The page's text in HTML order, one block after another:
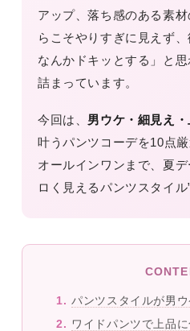
アップ、落ち感のある素
らこそやりすぎに見えず、
なんかドキッとする」と
詰まっています。
今回は、 男ウケ・細見え
叶うパンツコーデを10点
オールインワンまで、夏
ロく見えるパンツスタイ
パンツスタイルが男
ワイドパンツで上品